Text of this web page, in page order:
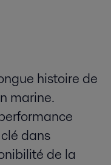
histoire de
marine.
dans
de la